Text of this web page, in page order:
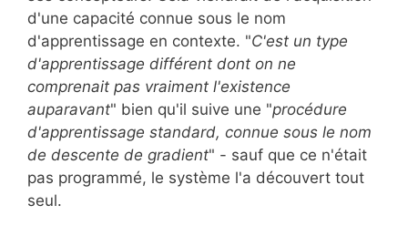
d'une capacité connue sous le nom
d'apprentissage en contexte. "C'est un type
d'apprentissage différent dont on ne
comprenait pas vraiment l'existence
auparavant" bien qu'il suive une "procédure
d'apprentissage standard, connue sous le nom
de descente de gradient" - sauf que ce n'était
pas programmé, le système l'a découvert tout
seul.